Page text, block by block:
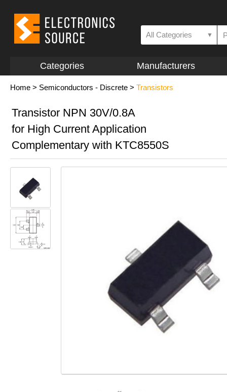
All Categories ▼
Categories Manufacturers
Home > Semiconductors - Discrete > Transistors
Transistor NPN 30V/0.8A
for High Current Application
Complementary with KTC8550S